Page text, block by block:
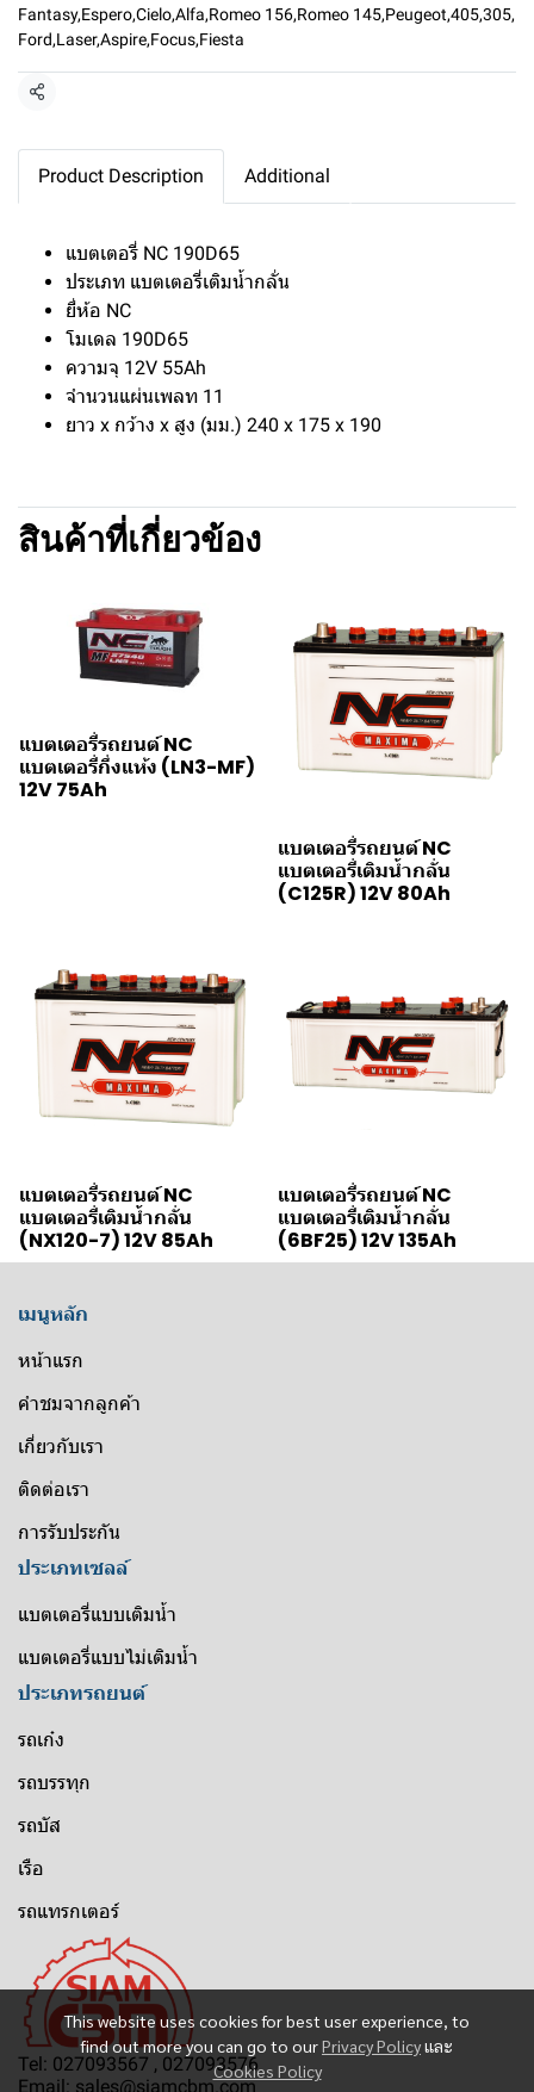
Fantasy,Espero,Cielo,Alfa,Romeo 156,Romeo 145,Peugeot,405,305,
Ford,Laser,Aspire,Focus,Fiesta
แชร์
Product Description Additional
แบตเตอรี่ NC 190D65
ประเภท แบตเตอรี่เติมน้ำกลั่น
ยี่ห้อ NC
โมเดล 190D65
ความจุ 12V 55Ah
จำนวนแผ่นเพลท 11
ยาว x กว้าง x สูง (มม.) 240 x 175 x 190
สินค้าที่เกี่ยวข้อง
แบตเตอรี่รถยนต์ NC
แบตเตอรี่กึ่งแห้ง (LN3-MF)
12V 75Ah
แบตเตอรี่รถยนต์ NC
แบตเตอรี่เติมน้ำกลั่น
(C125R) 12V 80Ah
แบตเตอรี่รถยนต์ NC
แบตเตอรี่เติมน้ำกลั่น
(NX120-7) 12V 85Ah
แบตเตอรี่รถยนต์ NC
แบตเตอรี่เติมน้ำกลั่น
(6BF25) 12V 135Ah
This website uses cookies for best user experience, to
find out more you can go to ourPrivacy Policyและ
Cookies Policy
เมนูหลัก
หน้าแรก
คำชมจากลูกค้า
เกี่ยวกับเรา
ติดต่อเรา
การรับประกัน
ประเภทเซลล์
แบตเตอรี่แบบเติมน้ำ
แบตเตอรี่แบบไม่เติมน้ำ
ประเภทรถยนต์
รถเก๋ง
รถบรรทุก
รถบัส
เรือ
รถแทรกเตอร์
Tel: 027093567 , 027093576
Email: sales@siamcbm.com